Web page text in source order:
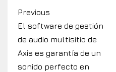
Previous
El software de gestión
de audio multisitio de
Axis es garantía de un
sonido perfecto en